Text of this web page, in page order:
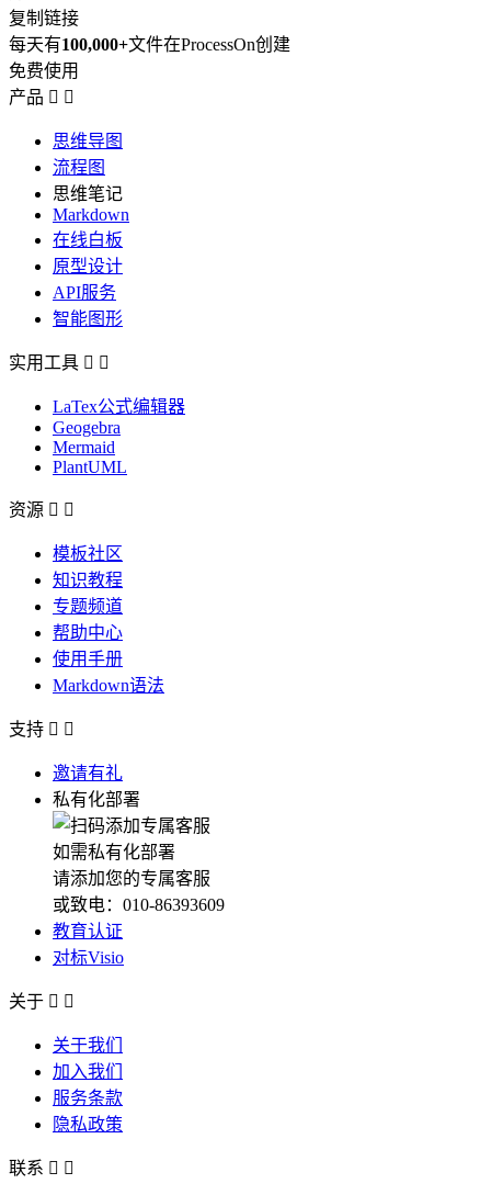
复制链接
每天有100,000+文件在ProcessOn创建
免费使用
产品  
思维导图
流程图
思维笔记
Markdown
在线白板
原型设计
API服务
智能图形
实用工具  
LaTex公式编辑器
Geogebra
Mermaid
PlantUML
资源  
模板社区
知识教程
专题频道
帮助中心
使用手册
Markdown语法
支持  
邀请有礼
私有化部署
如需私有化部署
请添加您的专属客服
或致电：010-86393609
教育认证
对标Visio
关于  
关于我们
加入我们
服务条款
隐私政策
联系  